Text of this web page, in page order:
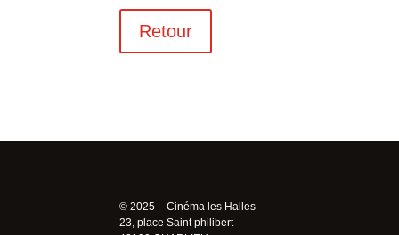
Retour
© 2025 – Cinéma les Halles
23, place Saint philibert